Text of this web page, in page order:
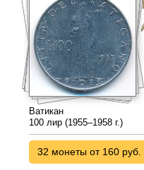
Ватикан
100 лир (1955–1958 г.)
32 монеты от 160 руб.